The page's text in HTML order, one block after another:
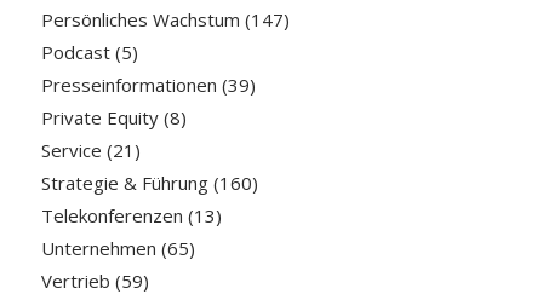
Persönliches Wachstum (147)
Podcast(5)
Presseinformationen (39)
Private Equity(8)
Service (21)
Strategie & Führung(160)
Telekonferenzen (13)
Unternehmen (65)
Vertrieb (59)